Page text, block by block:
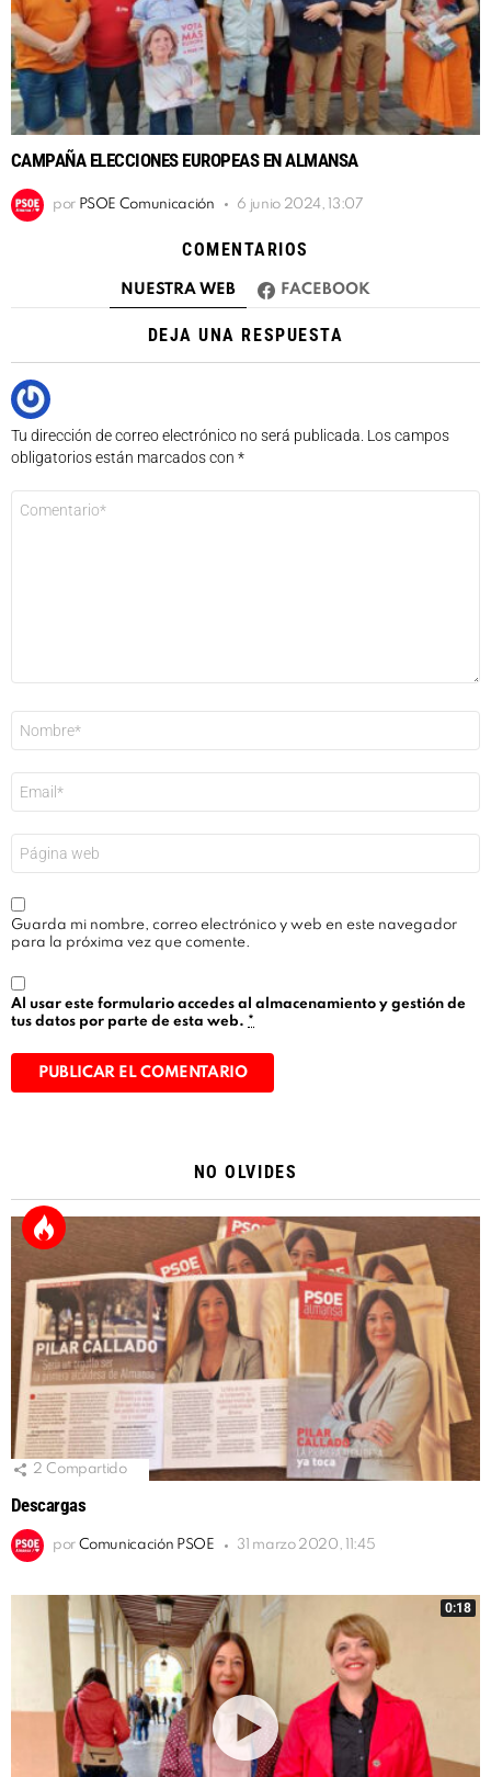
CAMPAÑA ELECCIONES EUROPEAS EN ALMANSA
por PSOE Comunicación 6 junio 2024, 13:07
COMENTARIOS
NUESTRA WEB FACEBOOK
DEJA UNA RESPUESTA
Tu dirección de correo electrónico no será publicada. Los campos
obligatorios están marcados con *
electrónico
*
Guarda mi nombre, correo electrónico y web en este navegador
para la próxima vez que comente.
Al usar este formulario accedes al almacenamiento y gestión de
tus datos por parte de esta web. *
NO OLVIDES
2 Compartido
Descargas
por Comunicación PSOE 31 marzo 2020, 11:45
0:18